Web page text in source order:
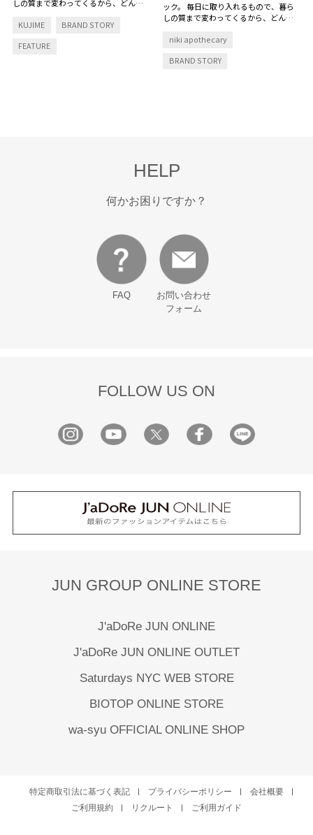
しの質まで変わってくるから、どんな
か、そのストーリーにも耳を傾けた
KUJIME BRAND STORY
FEATURE
ック。
毎日に取り入れるもので、暮ら
しの質まで変わってくるから、どんな
か、そのストーリーにも耳を傾けた
niki apothecary
BRAND STORY
HELP
何かお困りですか？
FAQ
お問い合わせ
フォーム
FOLLOW US ON
JUN GROUP ONLINE STORE
J'aDoRe JUN ONLINE
J'aDoRe JUN ONLINE OUTLET
Saturdays NYC WEB STORE
BIOTOP ONLINE STORE
wa-syu OFFICIAL ONLINE SHOP
特定商取引法に基づく表記 プライバシーポリシー
会社概要
ご利用規約
リクルート ご利用ガイド